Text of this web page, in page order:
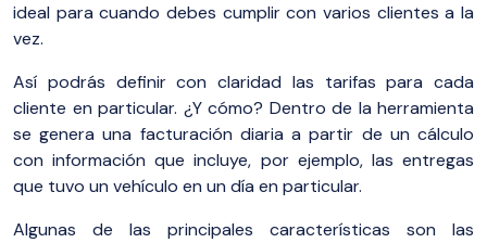
ideal para cuando debes cumplir con varios clientes a la
vez.
Así podrás definir con claridad las tarifas para cada
cliente en particular. ¿Y cómo? Dentro de la herramienta
se genera una facturación diaria a partir de un cálculo
con información que incluye, por ejemplo, las entregas
que tuvo un vehículo en un día en particular.
Algunas de las principales características son las